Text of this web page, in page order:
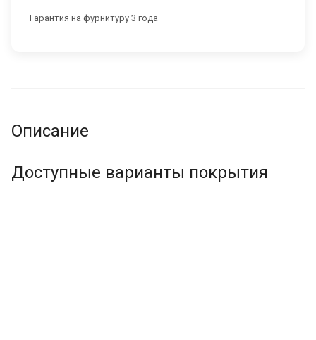
Гарантия на фурнитуру 3 года
Описание
Доступные варианты покрытия